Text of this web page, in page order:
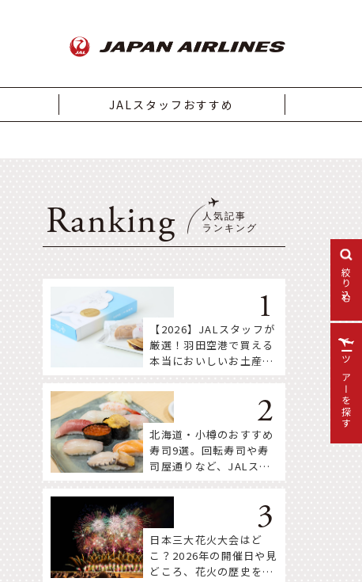
絞り込む
JALスタッフおすすめ
Ranking
【2026】JALスタッフが
厳選！羽田空港で買える
本当においしいお土産18
北海道・小樽のおすすめ
寿司9選。回転寿司や寿
司屋通りなど、JALスタ
日本三大花火大会はど
こ？2026年の開催日や見
どころ、花火の歴史を知
ツアーを探す